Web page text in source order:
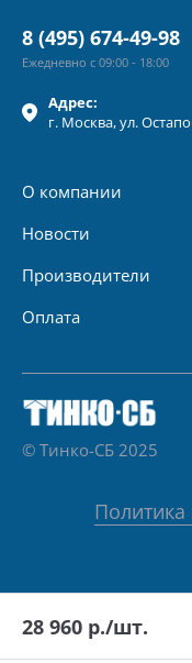
28 960 р./шт.
Адрес:
г. Москва, ул.
О компании
Новости
Производители
Оплата
8 (495) 674-49-98
Ежедневно с 09:00 - 18:00
© Тинко-СБ 2025